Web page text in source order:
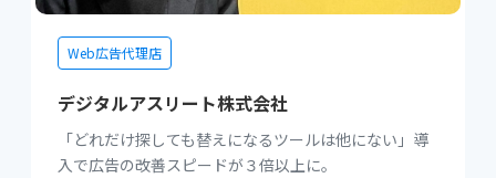
Web広告代理店
デジタルアスリート株式会社
「どれだけ探しても替えになるツールは他にない」導
入で広告の改善スピードが３倍以上に。